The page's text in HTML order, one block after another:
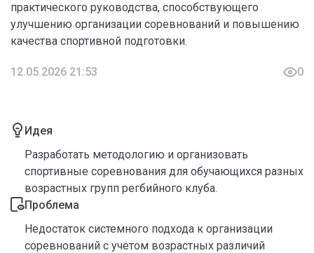
практического руководства, способствующего
улучшению организации соревнований и повышению
качества спортивной подготовки.
12.05.2026 21:53 0
Идея
Разработать методологию и организовать
спортивные соревнования для обучающихся разных
возрастных групп регбийного клуба.
Проблема
Недостаток системного подхода к организации
соревнований с учетом возрастных различий